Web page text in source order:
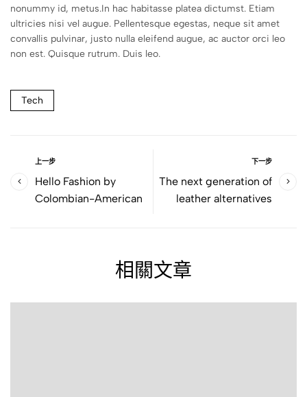
nonummy id, metus.In hac habitasse platea dictumst. Etiam
ultricies nisi vel augue. Pellentesque egestas, neque sit amet
convallis pulvinar, justo nulla eleifend augue, ac auctor orci leo
non est. Quisque rutrum. Duis leo.
Tech
上一步
Hello Fashion by
Colombian-American
下一步
The next generation of
leather alternatives
相關文章